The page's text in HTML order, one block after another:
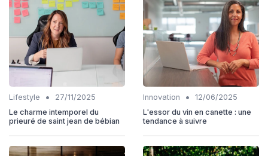
Lifestyle •
27/11/2025
Le charme intemporel du
prieuré de saint jean de bébian
Innovation •
12/06/2025
L'essor du vin en canette : une
tendance à suivre